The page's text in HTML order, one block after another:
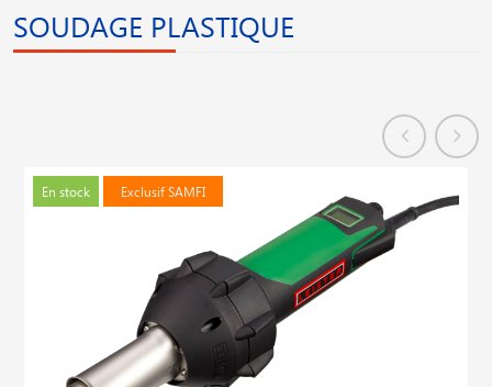
SOUDAGE PLASTIQUE
En stock Exclusif SAMFI